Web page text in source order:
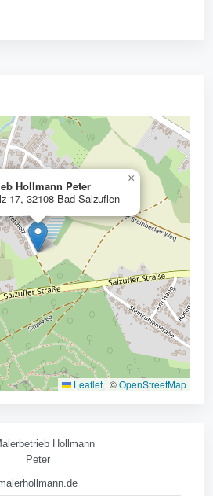
Hollmann Peter
17, 32108 Bad Salzuflen
×
Leaflet | ©OpenStreetMap